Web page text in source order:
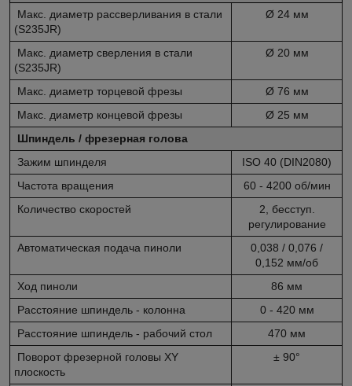
Макс. диаметр рассверливания в стали
(S235JR)
Ø 24 мм
Макс. диаметр сверления в стали
(S235JR)
Ø 20 мм
Макс. диаметр торцевой фрезы
Ø 76 мм
Макс. диаметр концевой фрезы
Ø 25 мм
Шпиндель / фрезерная голова
Зажим шпинделя
ISO 40 (DIN2080)
Частота вращения
60 - 4200 об/мин
Количество скоростей
2, бесступ.
регулирование
Автоматическая подача пиноли
0,038 / 0,076 /
0,152 мм/об
Ход пиноли
86 мм
Расстояние шпиндель - колонна
0 - 420 мм
Расстояние шпиндель - рабочий стол
470 мм
Поворот фрезерной головы XY
плоскость
± 90°